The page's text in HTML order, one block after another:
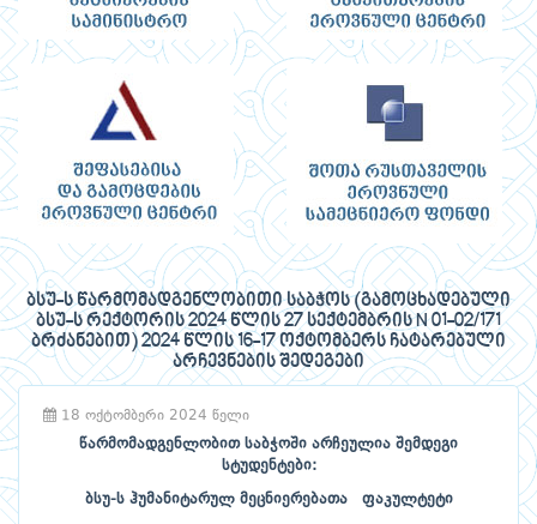
ბსუ-ს წარმომადგენლობითი საბჭოს (გამოცხადებული
ბსუ-ს რექტორის 2024 წლის 27 სექტემბრის N 01-02/171
ბრძანებით) 2024 წლის 16-17 ოქტომბერს ჩატარებული
არჩევნების შედეგები
18 ოქტომბერი 2024 წელი
წარმომადგენლობით საბჭოში არჩეულია შემდეგი
სტუდენტები:
ბსუ-ს ჰუმანიტარულ მეცნიერებათა ფაკულტეტი